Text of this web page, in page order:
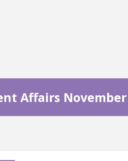
Affairs November